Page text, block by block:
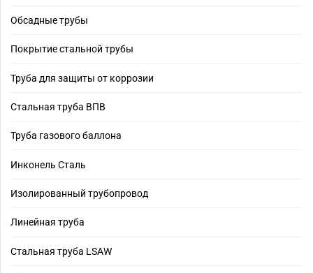
Обсадные трубы
Покрытие стальной трубы
Труба для защиты от коррозии
Стальная труба ВПВ
Труба газового баллона
Инконель Сталь
Изолированный трубопровод
Линейная труба
Стальная труба LSAW